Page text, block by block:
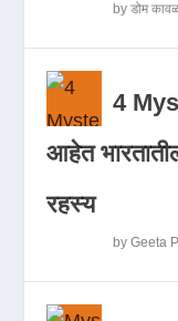
byडोम
4
आहेत
रहस्य
byGeeta P